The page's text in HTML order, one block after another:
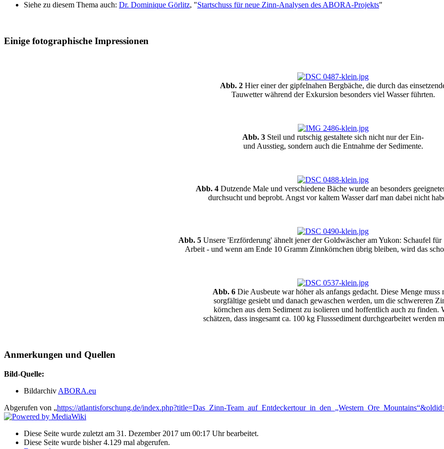
Siehe zu diesem Thema auch: Dr. Dominique Görlitz, "Startschuss für neue Zinn-Analysen des ABORA-Projekts"
Einige fotographische Impressionen
Abb. 2 Hier einer der gipfelnahen Bergbäche, die durch das
Tauwetter während der Exkursion besonders viel Wasser führten.
Abb. 3 Steil und rutschig gestaltete sich nicht nur der Ein-
und Ausstieg, sondern auch die Entnahme der Sedimente.
Abb. 4 Dutzende Male und verschiedene Bäche wurde an besonders
durchsucht und beprobt. Angst vor kaltem Wasser darf man dabei nicht
Abb. 5Unsere 'Erzförderung' ähnelt jener der Goldwäscher am Yukon: Schaufel für
Arbeit - und wenn am Ende 10 Gramm Zinnkörnchen übrig bleiben, wird das
Abb. 6Die Ausbeute war höher als anfangs gedacht. Diese Menge muss
sorgfältige gesiebt und danach gewaschen werden, um die schwereren
körnchen aus dem Sediment zu isolieren und hoffentlich auch zu finden.
schätzen, dass insgesamt ca. 100 kg Flusssediment durchgearbeitet werden
Anmerkungen und Quellen
Bild-Quelle:
Bildarchiv ABORA.eu
Abgerufen von „https://atlantisforschung.de/index.php?title=Das_Zinn-
Diese Seite wurde zuletzt am 31. Dezember 2017 um 00:17 Uhr bearbeitet.
Diese Seite wurde bisher 4.129 mal abgerufen.